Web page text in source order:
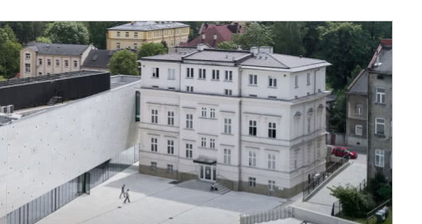
kup ten
numer
Wydanie papierowe
kup ten
numer
Wydanie cyfrowe